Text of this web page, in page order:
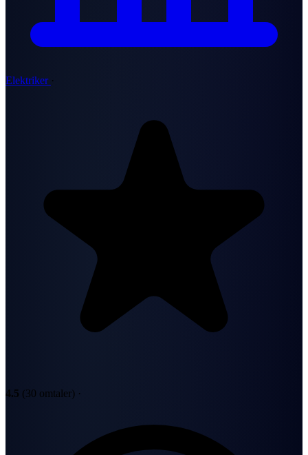
Elektriker ·
4.5 (30 omtaler) ·